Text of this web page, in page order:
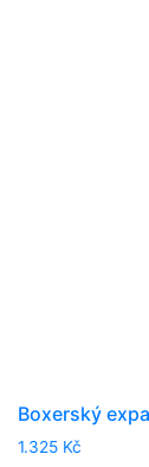
Boxerský
1.325 Kč